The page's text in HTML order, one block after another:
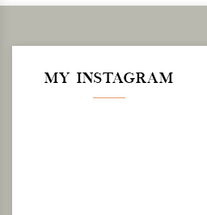
MY INSTAGRAM